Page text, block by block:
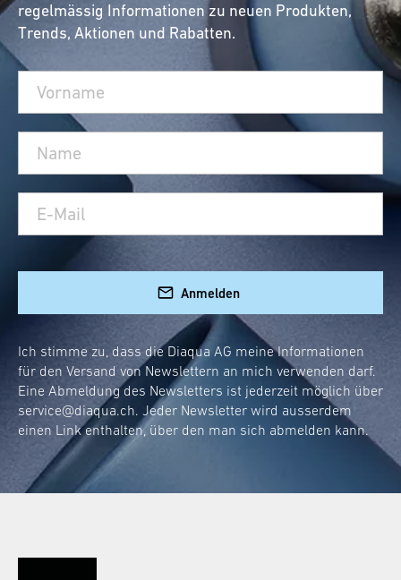
regelmässig Informationen zu neuen Produkten,
Trends, Aktionen und Rabatten.
Anmelden
Ich stimme zu, dass die Diaqua AG meine Informationen
für den Versand von Newslettern an mich verwenden darf.
Eine Abmeldung des Newsletters ist jederzeit möglich über
service@diaqua.ch. Jeder Newsletter wird ausserdem
einen Link enthalten, über den man sich abmelden kann.